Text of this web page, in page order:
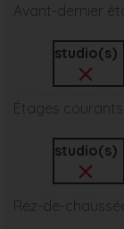
Avant-dernier
studio(s)
Étages courants
studio(s)
Rez-de-